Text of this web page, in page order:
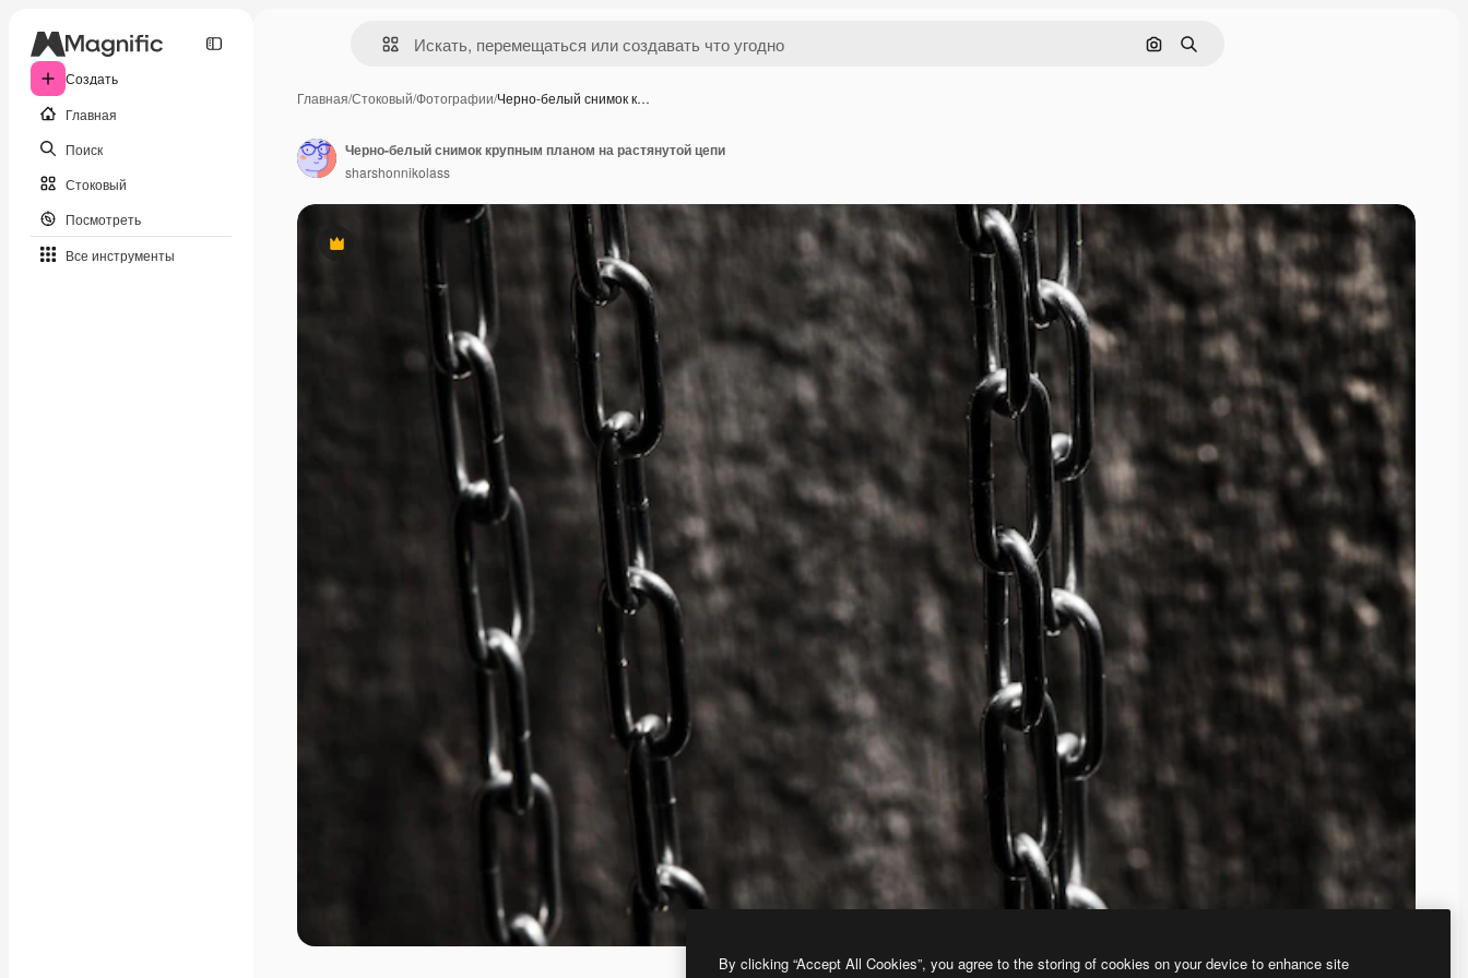
Создать
Главная
Поиск
Стоковый
Посмотреть
Все инструменты
Поиск по изображению
Поиск
Главная/Стоковый/Фотографии/Черно-белый снимок к…
Премиум
Черно-белый снимок крупным планом на растянутой цепи
sharshonnikolass
By clicking “Accept All Cookies”, you agree to the storing of cookies on your device to enhance site